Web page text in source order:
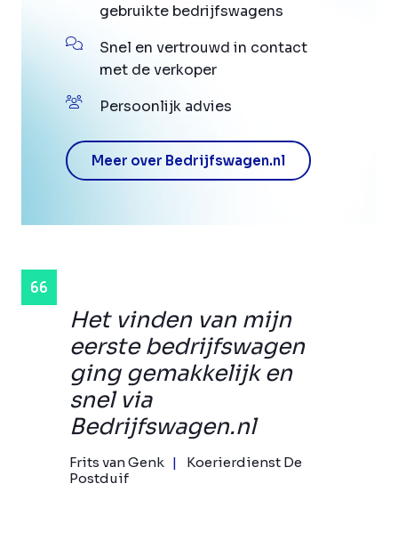
Het vinden van mijn
eerste bedrijfswagen
ging gemakkelijk en
snel via
Bedrijfswagen.nl
Frits van Genk
Koerierdienst De
Postduif
gebruikte bedrijfswagens
Snel en vertrouwd in contact
met de verkoper
Persoonlijk advies
Meer over Bedrijfswagen.nl